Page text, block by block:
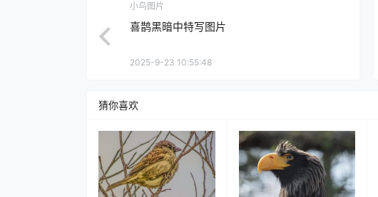
小鸟图片
喜鹊黑暗中特写图片
2025-9-23 10:55:48
猜你喜欢